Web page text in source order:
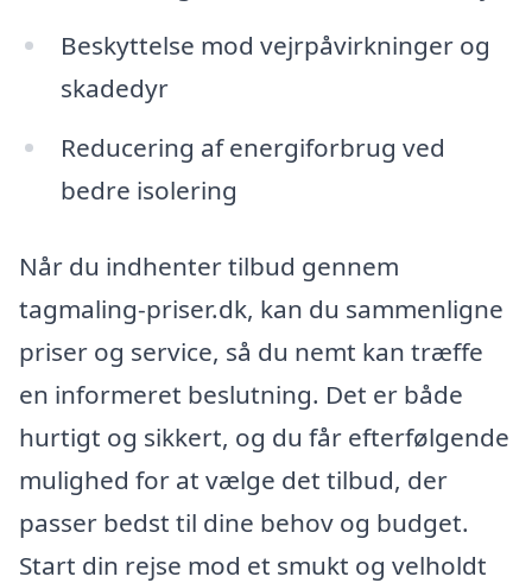
Beskyttelse mod vejrpåvirkninger og
skadedyr
Reducering af energiforbrug ved
bedre isolering
Når du indhenter tilbud gennem
tagmaling-priser.dk, kan du sammenligne
priser og service, så du nemt kan træffe
en informeret beslutning. Det er både
hurtigt og sikkert, og du får efterfølgende
mulighed for at vælge det tilbud, der
passer bedst til dine behov og budget.
Start din rejse mod et smukt og velholdt